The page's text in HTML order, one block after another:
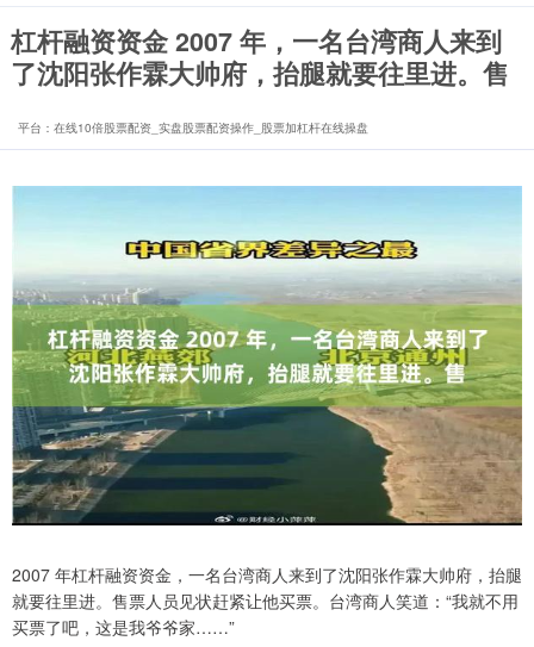
杠杆融资资金 2007 年，一名台湾商人来到
了沈阳张作霖大帅府，抬腿就要往里进。售
平台：在线10倍股票配资_实盘股票配资操作_股票加杠杆在线操盘
2007 年杠杆融资资金，一名台湾商人来到了沈阳张作霖大帅府，抬腿
就要往里进。售票人员见状赶紧让他买票。台湾商人笑道：“我就不用
买票了吧，这是我爷爷家……”